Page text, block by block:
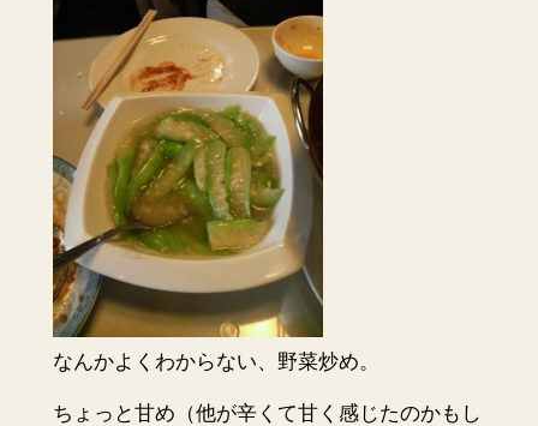
なんかよくわからない、野菜炒め。
ちょっと甘め（他が辛くて甘く感じたのかもし